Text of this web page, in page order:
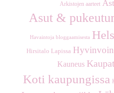
Arkistojen aarteet
Asut &
Havaintoja bloggaamisesta
Hirsitalo Lapissa
Kauneus Kaupat
Koti kaupungissa